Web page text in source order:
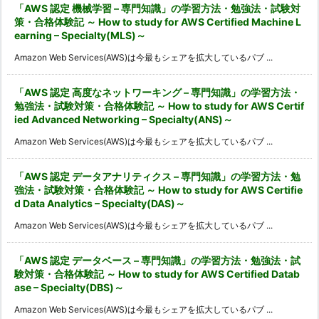
「AWS 認定 機械学習 – 専門知識」の学習方法・勉強法・試験対
策・合格体験記 ～ How to study for AWS Certified Machine L
earning – Specialty(MLS)～
Amazon Web Services(AWS)は今最もシェアを拡大しているパブ ...
「AWS 認定 高度なネットワーキング – 専門知識」の学習方法・
勉強法・試験対策・合格体験記 ～ How to study for AWS Certif
ied Advanced Networking – Specialty(ANS)～
Amazon Web Services(AWS)は今最もシェアを拡大しているパブ ...
「AWS 認定 データアナリティクス – 専門知識」の学習方法・勉
強法・試験対策・合格体験記 ～ How to study for AWS Certifie
d Data Analytics – Specialty(DAS)～
Amazon Web Services(AWS)は今最もシェアを拡大しているパブ ...
「AWS 認定 データベース – 専門知識」の学習方法・勉強法・試
験対策・合格体験記 ～ How to study for AWS Certified Datab
ase – Specialty(DBS)～
Amazon Web Services(AWS)は今最もシェアを拡大しているパブ ...